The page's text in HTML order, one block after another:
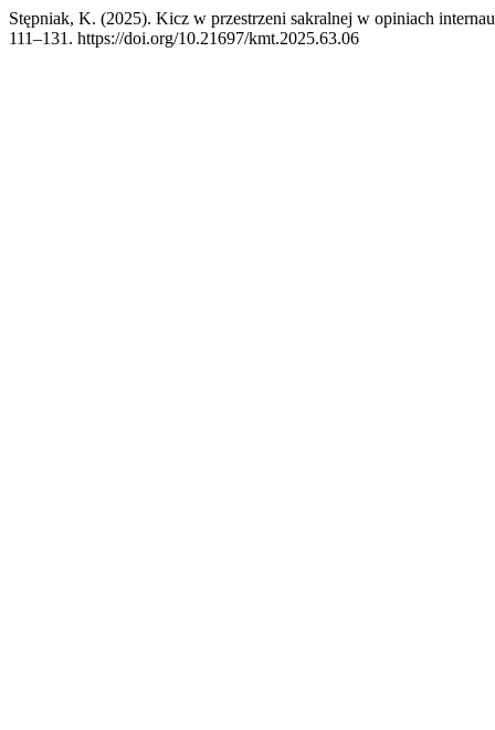
Stępniak, K. (2025). Kicz w przestrzeni sakralnej w opiniach
111–131. https://doi.org/10.21697/kmt.2025.63.06